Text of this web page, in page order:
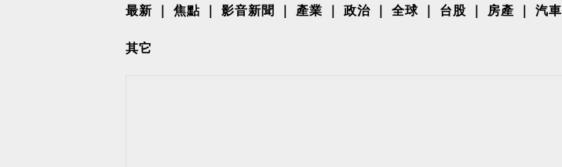
最新 焦點 影音新聞 產業 政治 全球 台股 房產 汽車
其它